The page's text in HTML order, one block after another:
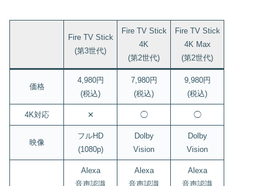
Fire TV Stick
(第3世代)
Fire TV Stick
4K
(第2世代)
Fire TV Stick
4K Max
(第2世代)
価格
4,980円
(税込)
7,980円
(税込)
9,980円
(税込)
4K対応 ✕ ◯ ◯
映像
フルHD
(1080p)
Dolby
Vision
Dolby
Vision
Alexa
音声認識
Alexa
音声認識
Alexa
音声認識